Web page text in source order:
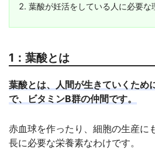
葉酸が妊活をしている人に必要な
1：葉酸とは
葉酸とは、人間が生きていくため
で、ビタミンB群の仲間です。
赤血球を作ったり、細胞の生産に
長に必要な栄養素なわけです。